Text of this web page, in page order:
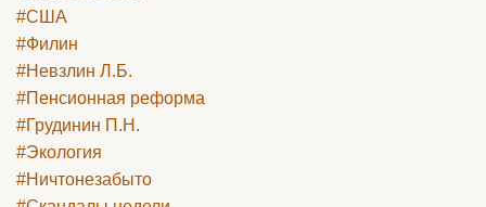
#США
#Филин
#Невзлин Л.Б.
#Пенсионная реформа
#Грудинин П.Н.
#Экология
#Ничтонезабыто